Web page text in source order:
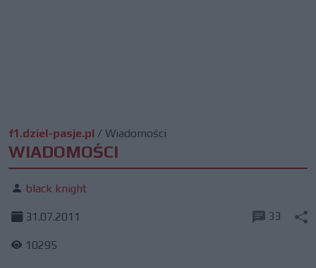
f1.dziel-pasje.pl / Wiadomości
WIADOMOŚCI
black knight
31.07.2011
10295
33